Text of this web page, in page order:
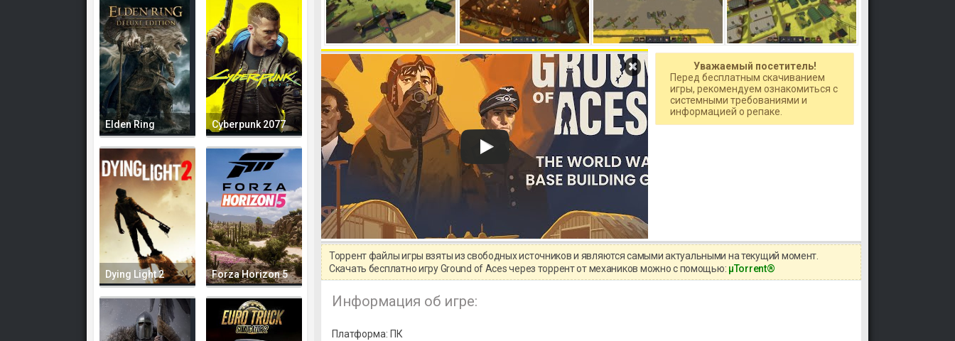
Уважаемый посетитель!
Перед бесплатным скачиванием
игры, рекомендуем ознакомиться с
системными требованиями и
информацией о репаке.
Торрент файлы игры взяты из свободных источников и являются самыми актуальными на текущий момент.
Скачать бесплатно игру Ground of Aces через торрент от механиков можно с помощью: μTorrent®
Информация об игре:
Платформа: ПК
Elden Ring Cyberpunk 2077
Dying Light 2 Forza Horizon 5